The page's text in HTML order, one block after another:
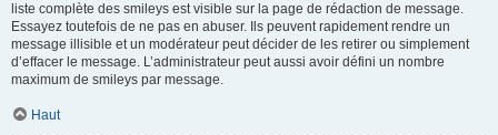
liste complète des smileys est visible sur la page de rédaction de message.
Essayez toutefois de ne pas en abuser. Ils peuvent rapidement rendre un
message illisible et un modérateur peut décider de les retirer ou simplement
d’effacer le message. L’administrateur peut aussi avoir défini un nombre
maximum de smileys par message.
Haut